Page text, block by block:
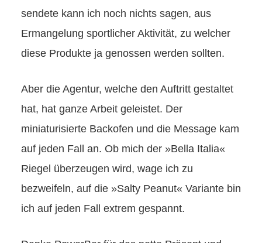
sendete kann ich noch nichts sagen, aus
Ermangelung sportlicher Aktivität, zu welcher
diese Produkte ja genossen werden sollten.
Aber die Agentur, welche den Auftritt gestaltet
hat, hat ganze Arbeit geleistet. Der
miniaturisierte Backofen und die Message kam
auf jeden Fall an. Ob mich der »Bella Italia«
Riegel überzeugen wird, wage ich zu
bezweifeln, auf die »Salty Peanut« Variante bin
ich auf jeden Fall extrem gespannt.